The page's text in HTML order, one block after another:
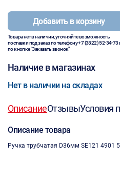
Добавить в корзину
Товара нет в наличии, уточняйте возможность
поставки под заказ по телефону+7 (3822) 52-34-73
по кнопке "Заказать звонок"
Наличие в магазинах
Нет в наличии на складах
ОписаниеОтзывыУсловия
Описание товара
Ручка трубчатая D36мм SE121 4901